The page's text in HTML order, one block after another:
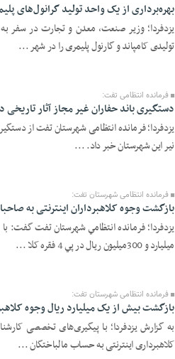
بهره‌برداری از یک واحد تولید گرانول‌های
یزدفردا؛ وزیر صنعت، معدن و تجارت در سفر به
تولیدی کامپاند و گارنول پلیمری را در شهر ...
فرمانده انتظامی تفت:
دستگیری باند حفاران غیر مجاز آثار
نیر این شهرستان خبر داد. ...
فرمانده انتظامی شهرستان تفت:
بازگشت وجوه کلاهبرداران اينترنتی به
یزدفردا؛ فرمانده انتظامي شهرستان تفت گفت:
ميليارد و 300ميليون ريال در پي 4 فقره کلا ...
فرمانده انتظامی شهرستان تفت:
بازگشت بیش از یک میلیارد ریال وجوه
کلاهبرداری اینترنتی به حساب مالباختگان ...